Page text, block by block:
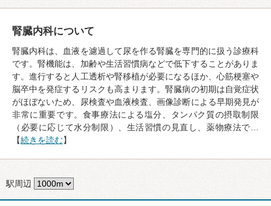
腎臓内科について
腎臓内科は、血液を濾過して尿を作る腎臓を専門的に扱う診療科
です。腎機能は、加齢や生活習慣病などで低下することがありま
す。進行すると人工透析や腎移植が必要になるほか、心筋梗塞や
脳卒中を発症するリスクも高まります。腎臓病の初期は自覚症状
がほぼないため、尿検査や血液検査、画像診断による早期発見が
非常に重要です。食事療法による塩分、タンパク質の摂取制限
（必要に応じて水分制限）、生活習慣の見直し、薬物療法で…
【続きを読む】
駅周辺